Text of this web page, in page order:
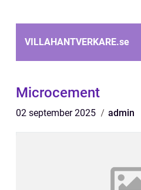
VILLAHANTVERKARE.se
Microcement
02 september 2025 admin